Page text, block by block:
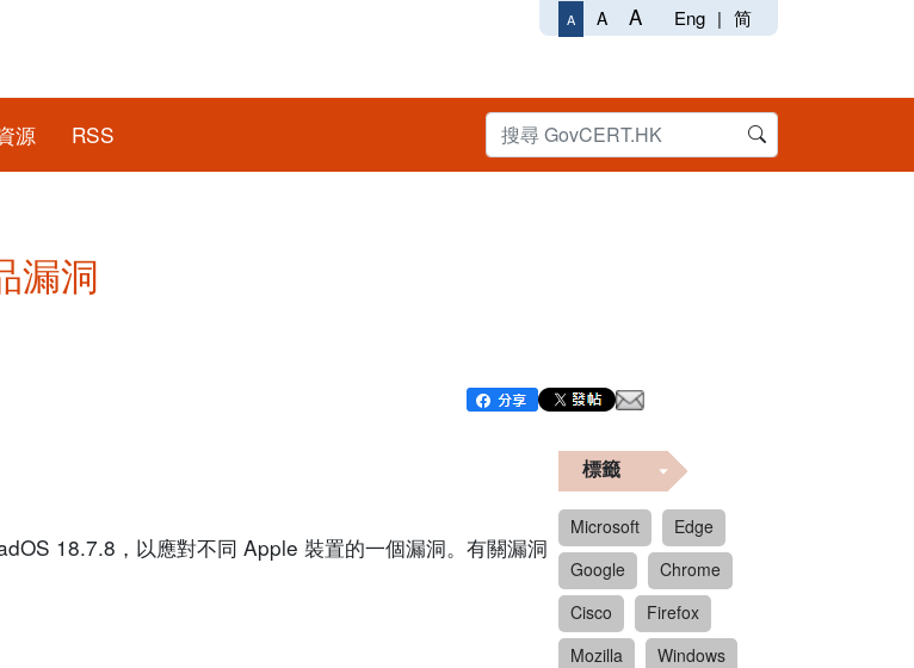
A A A Eng | 简
源 RSS
漏洞
18.7.8，以應對不同 Apple 裝置的一個漏洞。有關漏洞
標籤
Microsoft
Edge
Google
Chrome
Cisco
Firefox
Mozilla
Windows